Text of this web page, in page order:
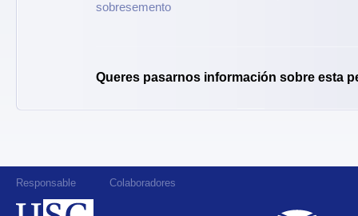
sobresemento
Queres pasarnos información sobre esta
Responsable Colaboradores